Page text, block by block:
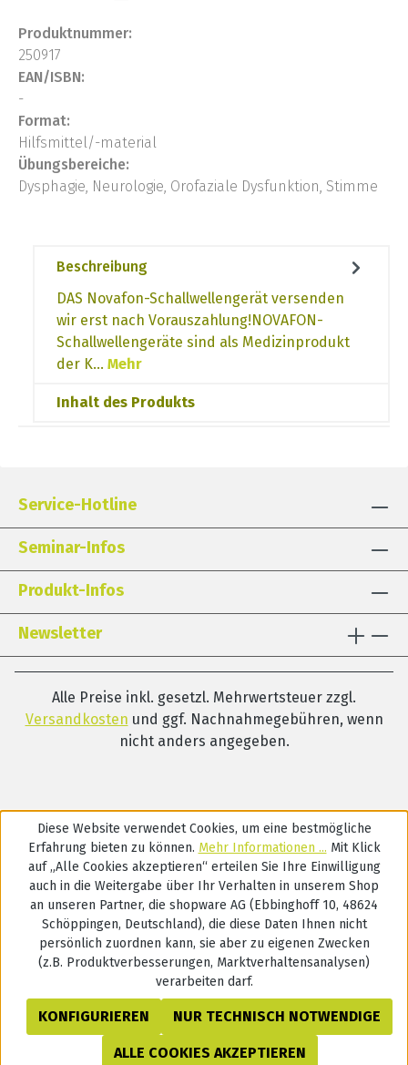
Produktnummer:
250917
EAN/ISBN:
-
Format:
Hilfsmittel/-material
Übungsbereiche:
Dysphagie, Neurologie, Orofaziale Dysfunktion, Stimme
Beschreibung
DAS Novafon-Schallwellengerät versenden
wir erst nach Vorauszahlung!NOVAFON-
Schallwellengeräte sind als Medizinprodukt
der K… Mehr
Inhalt des Produkts
Service-Hotline
Seminar-Infos
Produkt-Infos
Newsletter
Alle Preise inkl. gesetzl. Mehrwertsteuer zzgl.
Versandkosten und ggf. Nachnahmegebühren, wenn
nicht anders angegeben.
Diese Website verwendet Cookies, um eine bestmögliche
Erfahrung bieten zu können. Mehr Informationen ... Mit Klick
auf „Alle Cookies akzeptieren“ erteilen Sie Ihre Einwilligung
auch in die Weitergabe über Ihr Verhalten in unserem Shop
an unseren Partner, die shopware AG (Ebbinghoff 10, 48624
Schöppingen, Deutschland), die diese Daten Ihnen nicht
persönlich zuordnen kann, sie aber zu eigenen Zwecken
(z.B. Produktverbesserungen, Marktverhaltensanalysen)
verarbeiten darf.
NUR TECHNISCH NOTWENDIGE
KONFIGURIEREN
ALLE COOKIES AKZEPTIEREN